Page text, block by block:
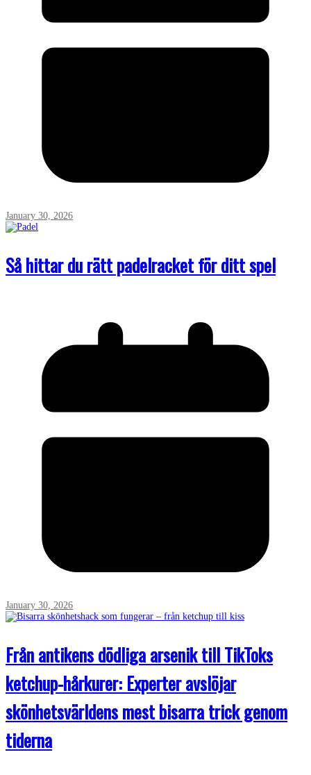
January 30, 2026
Så hittar du rätt padelracket för ditt spel
January 30, 2026
Från antikens dödliga arsenik till TikToks
ketchup-hårkurer: Experter avslöjar
skönhetsvärldens mest bisarra trick genom
tiderna